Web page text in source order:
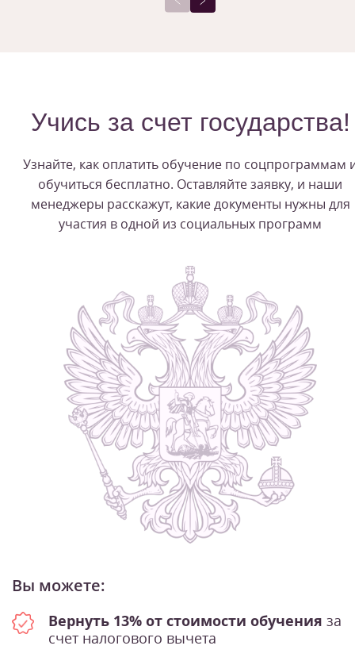
Учись за счет государства!
Узнайте, как оплатить обучение по соцпрограммам
обучиться бесплатно. Оставляйте заявку, и наши
менеджеры расскажут, какие документы нужны для
участия в одной из социальных программ
Вы можете:
Вернуть 13% от стоимости обучения за
счет налогового вычета